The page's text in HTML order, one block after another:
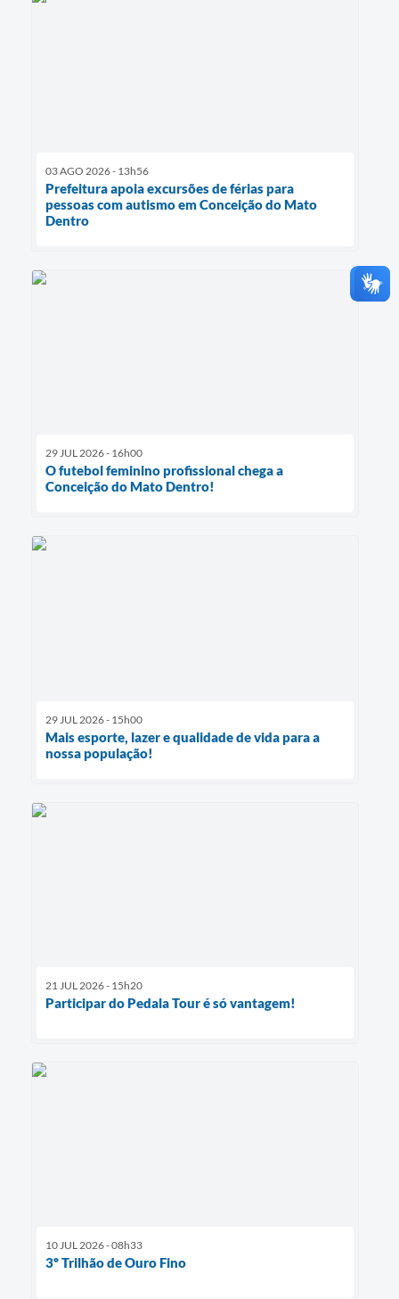
03 AGO 2026 - 13h56
Prefeitura apoia excursões de férias para
pessoas com autismo em Conceição do Mato
Dentro
29 JUL 2026 - 16h00
O futebol feminino profissional chega a
Conceição do Mato Dentro!
29 JUL 2026 - 15h00
Mais esporte, lazer e qualidade de vida para a
nossa população!
21 JUL 2026 - 15h20
Participar do Pedala Tour é só vantagem!
10 JUL 2026 - 08h33
3º Trilhão de Ouro Fino